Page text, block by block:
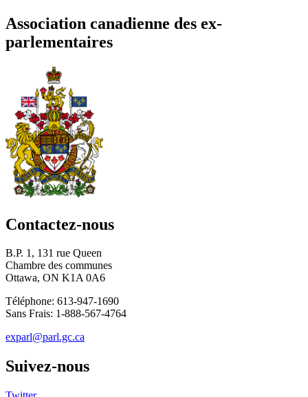
Association canadienne des ex-
parlementaires
Contactez-nous
B.P. 1, 131 rue Queen
Chambre des communes
Ottawa, ON K1A 0A6
Téléphone: 613-947-1690
Sans Frais: 1-888-567-4764
exparl@parl.gc.ca
Suivez-nous